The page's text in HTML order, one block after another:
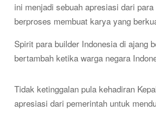
ini menjadi sebuah apresiasi dari
berproses membuat karya yang
Spirit para builder Indonesia di ajang
bertambah ketika warga negara
Tidak ketinggalan pula kehadiran
apresiasi dari pemerintah untuk